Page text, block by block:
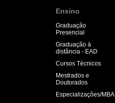
Ensino
Graduação
Presencial
Graduação à
distância - EAD
Cursos Técnicos
Mestrados e
Doutorados
Especializações/MBA